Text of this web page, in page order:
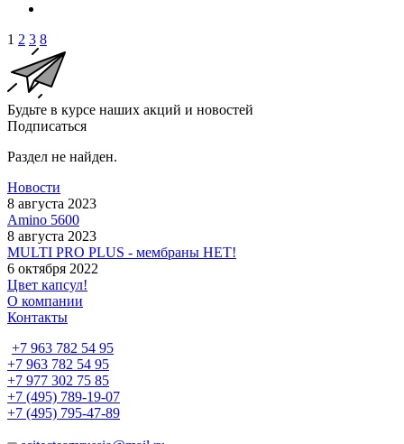
1 2 3 8
Будьте в курсе наших акций и новостей
Подписаться
Раздел не найден.
Новости
8 августа 2023
Amino 5600
8 августа 2023
MULTI PRO PLUS - мембраны НЕТ!
6 октября 2022
Цвет капсул!
О компании
Контакты
+7 963 782 54 95
+7 963 782 54 95
+7 977 302 75 85
+7 (495) 789-19-07
+7 (495) 795-47-89